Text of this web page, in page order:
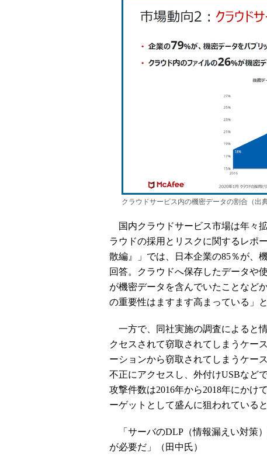
クラウドサービス内の機密データの割合（出
国内クラウドサービス市場は年々
ラウドの採用とリスクに関するレポ
散編』」では、日本企業の85％が、
回答。クラウドへ保存したデータや
が機密データを含んでいたことなど
の重要性はますます高まっている」と
一方で、同社実施の調査によると
クセスされて窃取されてしまうケー
ーションから窃取されてしまうケー
不正にアクセスし、外付けUSBなど
攻撃件数は2016年から2018年にかけ
ーゲットとして盛んに狙われている
「サーバのDLP（情報漏えい対策
が必要だ」（田中氏）